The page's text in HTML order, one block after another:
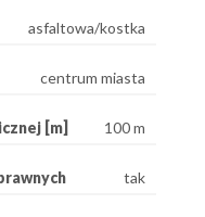
asfaltowa/kostka
centrum miasta
[m] 100 m
tak